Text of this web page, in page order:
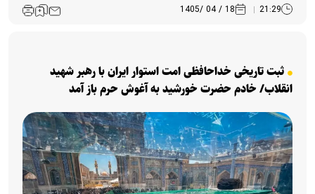
21:29
18 / 04 /1405
ثبت تاریخی خداحافظی امت استوار ایران با رهبر شهید
انقلاب/ خادم حضرت خورشید به آغوش حرم باز آمد